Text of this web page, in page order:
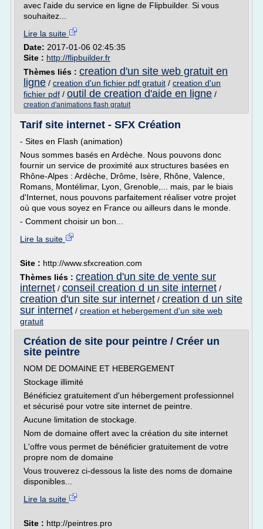
avec l'aide du service en ligne de Flipbuilder. Si vous
souhaitez...
Lire la suite
Date: 2017-01-06 02:45:35
Site : http://flipbuilder.fr
Thèmes liés : creation d'un site web gratuit en
ligne / creation d'un fichier pdf gratuit / creation d'un
fichier pdf / outil de creation d'aide en ligne /
creation d'animations flash gratuit
Tarif site internet - SFX Création
- Sites en Flash (animation)
Nous sommes basés en Ardèche. Nous pouvons donc
fournir un service de proximité aux structures basées en
Rhône-Alpes : Ardèche, Drôme, Isère, Rhône, Valence,
Romans, Montélimar, Lyon, Grenoble,... mais, par le biais
d'Internet, nous pouvons parfaitement réaliser votre projet
où que vous soyez en France ou ailleurs dans le monde.
- Comment choisir un bon...
Lire la suite
Site : http://www.sfxcreation.com
Thèmes liés : creation d'un site de vente sur
internet / conseil creation d un site internet /
creation d'un site sur internet / creation d un site
sur internet / creation et hebergement d'un site web
gratuit
Création de site pour peintre / Créer un
site peintre
NOM DE DOMAINE ET HEBERGEMENT
Stockage illimité
Bénéficiez gratuitement d'un hébergement professionnel
et sécurisé pour votre site internet de peintre.
Aucune limitation de stockage.
Nom de domaine offert avec la création du site internet
L'offre vous permet de bénéficier gratuitement de votre
propre nom de domaine
Vous trouverez ci-dessous la liste des noms de domaine
disponibles...
Lire la suite
Site : http://peintres.pro